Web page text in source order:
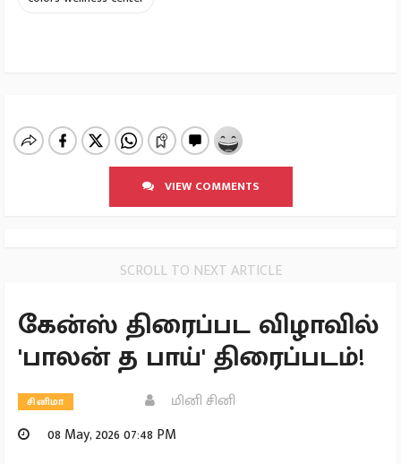
VIEW COMMENTS
SCROLL TO NEXT ARTICLE
கேன்ஸ் திரைப்பட விழாவில்
'பாலன் த பாய்' திரைப்படம்!
சினிமா
மினி சினி
08 May, 2026 07:48 PM